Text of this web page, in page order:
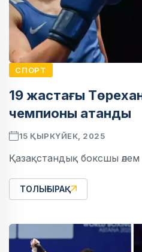
СПОРТ
19 жастағы
чемпионы атанды
15 ҚЫРКҮЙЕК, 2025
Қазақстандық боксшы
ТОЛЫҒЫРАҚ